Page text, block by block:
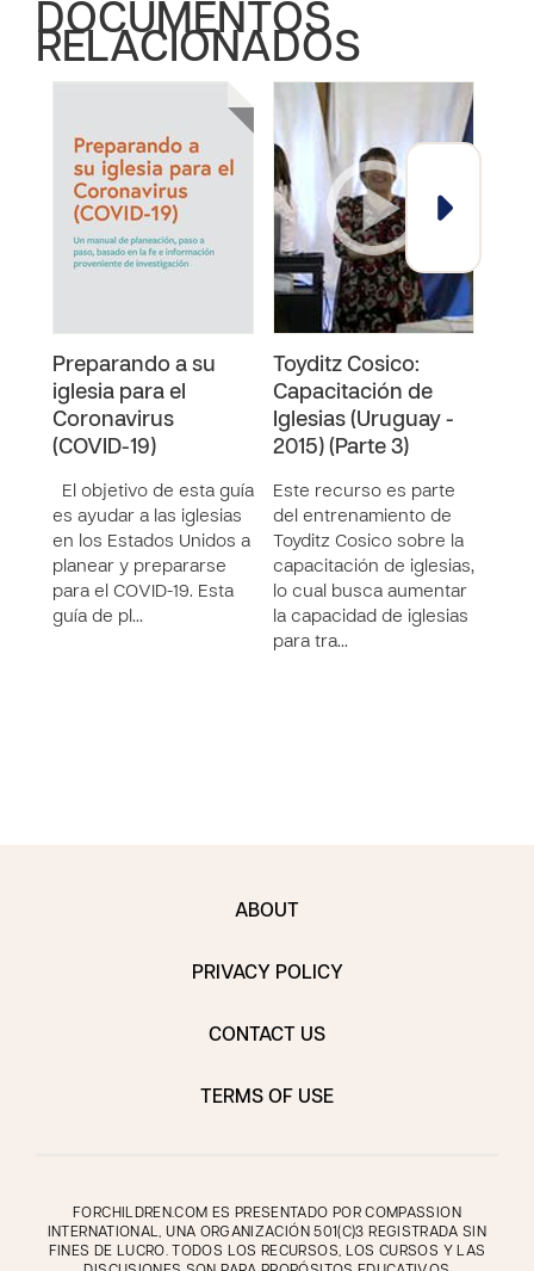
DOCUMENTOS
RELACIONADOS
Preparando a su
iglesia para el
Coronavirus
(COVID-19)
El objetivo de esta guía
es ayudar a las iglesias
en los Estados Unidos a
planear y prepararse
para el COVID-19. Esta
guía de pl…
Toyditz Cosico:
Capacitación de
Iglesias (Uruguay -
2015) (Parte 3)
Este recurso es parte
del entrenamiento de
Toyditz Cosico sobre la
capacitación de iglesias,
lo cual busca aumentar
la capacidad de iglesias
para tra…
ABOUT
PRIVACY POLICY
CONTACT US
TERMS OF USE
FORCHILDREN.COM ES PRESENTADO POR COMPASSION
INTERNATIONAL, UNA ORGANIZACIÓN 501(C)3 REGISTRADA SIN
FINES DE LUCRO. TODOS LOS RECURSOS, LOS CURSOS Y LAS